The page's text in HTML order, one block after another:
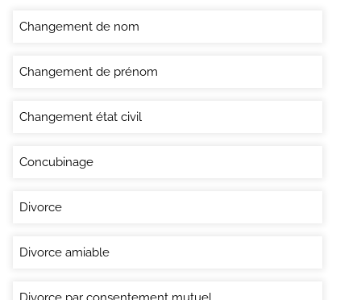
Changement de nom
Changement de prénom
Changement état civil
Concubinage
Divorce
Divorce amiable